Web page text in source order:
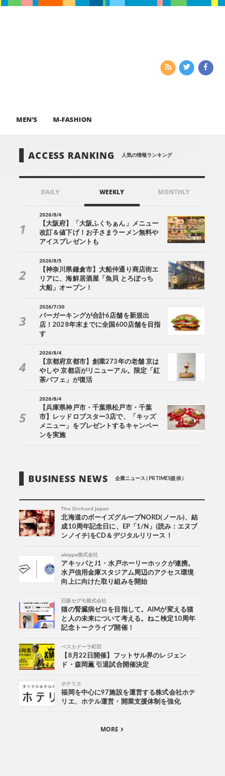
MEN’S M-FASHION
ACCESS RANKING 人気の情報ランキング
DAILY WEEKLY MONTHLY
2026/8/4
【大阪府】「大阪ふくちぁん」メニュー
改訂＆値下げ！お子さまラーメン無料や
アイスプレゼントも
2026/8/5
【神奈川県鎌倉市】大船仲通り商店街エ
リアに、海鮮居酒屋「魚貝 とろぼっち
大船」オープン！
2026/7/30
バーガーキングが合計6店舗を新規出
店！2028年末までに全国600店舗を目指
す
2026/8/4
【京都府京都市】創業273年の老舗 京は
やしや 京都店がリニューアル。限定「紅
茶パフェ」が復活
2026/8/4
【兵庫県神戸市・千葉県松戸市・千葉
市】レッドロブスター3店で、「キッズ
メニュー」をプレゼントするキャンペー
ンを実施
BUSINESS NEWS 企業ニュース ( PR TIMES提供 )
The Orchard Japan
北海道のボーイズグループNORD(ノール)、結
成10周年記念日に、EP「1/N」(読み：エヌブ
ンノイチ)をCD＆デジタルリリース！
akippa株式会社
アキッパとJ1・水戸ホーリーホックが連携。
水戸信用金庫スタジアム周辺のアクセス環境
向上に向けた取り組みを開始
日販セグモ株式会社
猫の腎臓病ゼロを目指して。AIMが変える猫
と人の未来について考える。ねこ検定10周年
記念トークライブ開催！
ペスカドーラ町田
【8月22日開催】フットサル界のレジェン
ド・森岡薫 引退試合開催決定
ホテリエ
福岡を中心に97施設を運営する株式会社ホテ
リエ、ホテル運営・開業支援体制を強化
MORE